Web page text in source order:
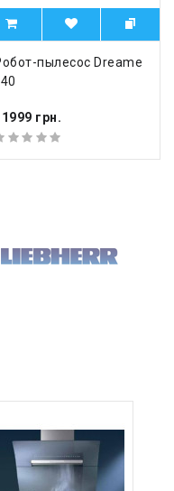
пылесос Dreame
грн.